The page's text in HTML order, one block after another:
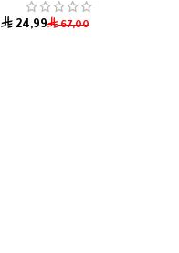
⃁67,00
⃁24,99